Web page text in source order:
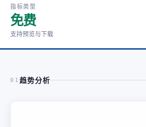
指标类型
免费
支持预览与下载
01 趋势分析